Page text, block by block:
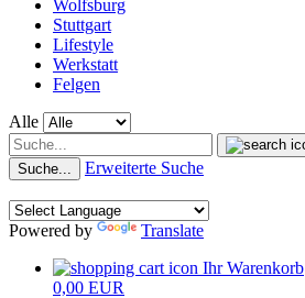
Wolfsburg
Stuttgart
Lifestyle
Werkstatt
Felgen
Alle
Suche... Erweiterte Suche
Powered by
Translate
Ihr Warenkorb
0,00 EUR